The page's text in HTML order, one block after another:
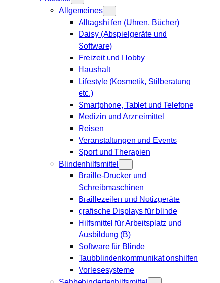
Allgemeines
Alltagshilfen (Uhren, Bücher)
Daisy (Abspielgeräte und
Software)
Freizeit und Hobby
Haushalt
Lifestyle (Kosmetik, Stilberatung
etc.)
Smartphone, Tablet und Telefone
Medizin und Arzneimittel
Reisen
Veranstaltungen und Events
Sport und Therapien
Blindenhilfsmittel
Braille-Drucker und
Schreibmaschinen
Braillezeilen und Notizgeräte
grafische Displays für blinde
Hilfsmittel für Arbeitsplatz und
Ausbildung (B)
Software für Blinde
Taubblindenkommunikationshilfen
Vorlesesysteme